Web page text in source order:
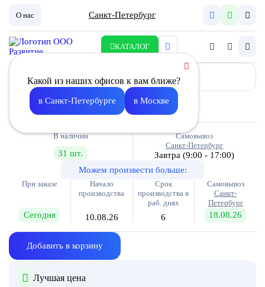
О нас Санкт-Петербург
КАТАЛОГ
Какой из наших офисов к вам ближе?
в Санкт-Петербурге в Москве
Вставка гибкая G- 315
990.00
В наличии
31 шт.
Самовывоз
Санкт-Петербург
Завтра(9:00 - 17:00)
Можем произвести больше:
При заказе
Сегодня
Начало
производства
10.08.26
Срок
производства в
раб. днях
6
Самовывоз
Санкт-
Петербург
18.08.26
Добавить в корзину
Лучшая цена